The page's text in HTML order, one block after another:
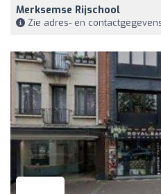
Merksemse Rijschool
Zie adres- en